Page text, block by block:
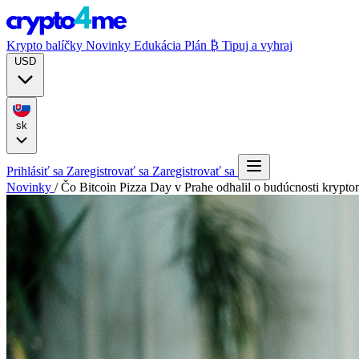
Krypto balíčky Novinky Edukácia Plán ₿ Tipuj a vyhraj
Prihlásiť sa Zaregistrovať sa Zaregistrovať sa
Novinky / Čo Bitcoin Pizza Day v Prahe odhalil o budúcnosti